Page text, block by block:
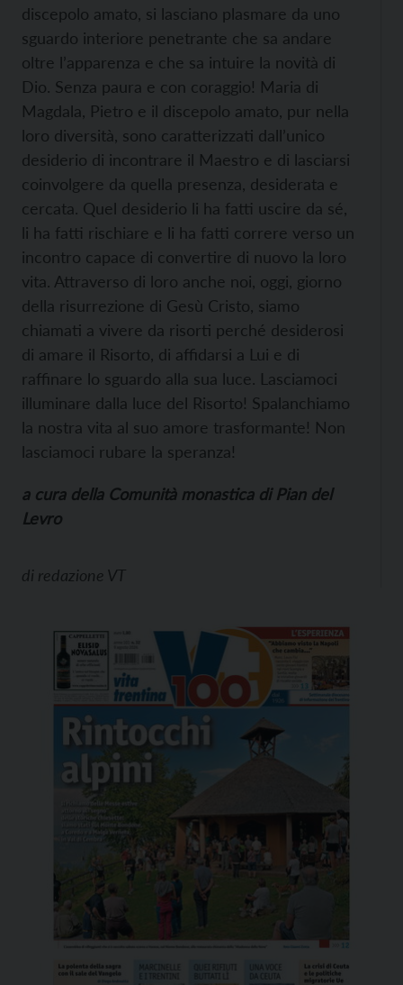
discepolo amato, si lasciano plasmare da uno
sguardo interiore penetrante che sa andare
oltre l’apparenza e che sa intuire la novità di
Dio. Senza paura e con coraggio! Maria di
Magdala, Pietro e il discepolo amato, pur nella
loro diversità, sono caratterizzati dall’unico
desiderio di incontrare il Maestro e di lasciarsi
coinvolgere da quella presenza, desiderata e
cercata. Quel desiderio li ha fatti uscire da sé,
li ha fatti rischiare e li ha fatti correre verso un
incontro capace di convertire di nuovo la loro
vita. Attraverso di loro anche noi, oggi, giorno
della risurrezione di Gesù Cristo, siamo
chiamati a vivere da risorti perché desiderosi
di amare il Risorto, di affidarsi a Lui e di
raffinare lo sguardo alla sua luce. Lasciamoci
illuminare dalla luce del Risorto! Spalanchiamo
la nostra vita al suo amore trasformante! Non
lasciamoci rubare la speranza!
a cura della Comunità monastica di Pian del
Levro
di redazione VT